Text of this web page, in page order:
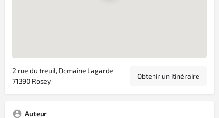
2 rue du treuil, Domaine Lagarde
71390 Rosey
Obtenir un itinéraire
Auteur